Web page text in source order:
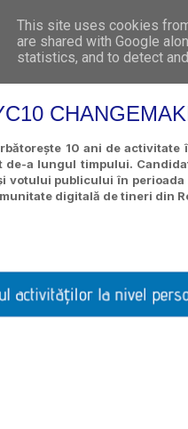
10 ani de
de-a lungul timpului.
votului publicului în
digitală de tineri din
This site uses cookies
are shared with Google
statistics, and to detect